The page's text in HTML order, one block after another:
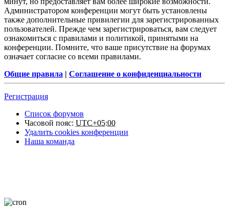
Администратором конференции могут быть установлены
также дополнительные привилегии для зарегистрированных
пользователей. Прежде чем зарегистрироваться, вам следует
ознакомиться с правилами и политикой, принятыми на
конференции. Помните, что ваше присутствие на форумах
означает согласие со всеми правилами.
Общие правила | Соглашение о конфиденциальности
Регистрация
Список форумов
Часовой пояс: UTC+05:00
Удалить cookies конференции
Наша команда